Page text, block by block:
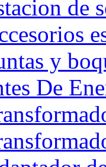
de
y
De